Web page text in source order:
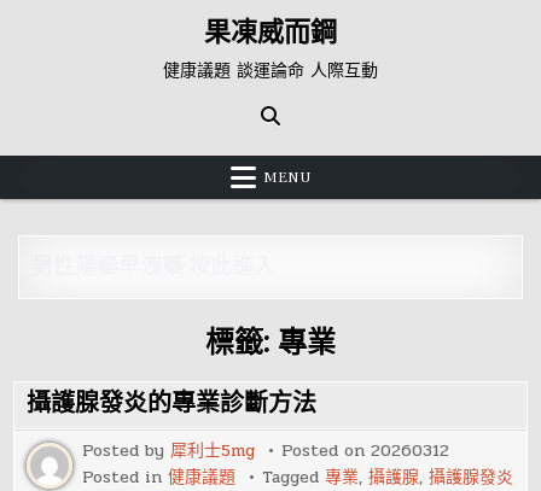
果凍威而鋼
健康議題 談運論命 人際互動
MENU
標籤: 專業
攝護腺發炎的專業診斷方法
Posted by犀利士5mg Posted on20260312
Posted in健康議題 Tagged專業,攝護腺,攝護腺發炎